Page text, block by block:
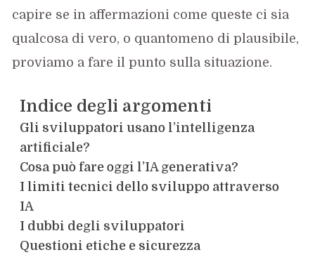
capire se in affermazioni come queste ci sia
qualcosa di vero, o quantomeno di plausibile,
proviamo a fare il punto sulla situazione.
Indice degli argomenti
Gli sviluppatori usano l’intelligenza
artificiale?
Cosa può fare oggi l’IA generativa?
I limiti tecnici dello sviluppo attraverso
IA
I dubbi degli sviluppatori
Questioni etiche e sicurezza